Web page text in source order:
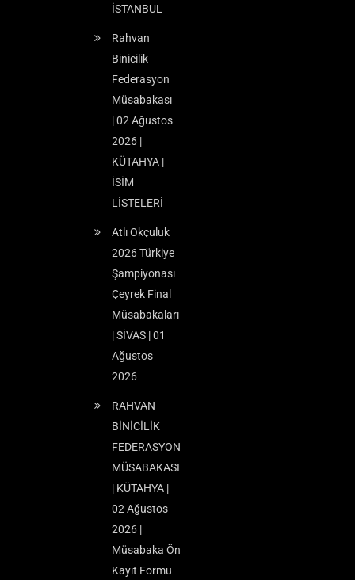
İSTANBUL
Rahvan
Binicilik
Federasyon
Müsabakası
| 02 Ağustos
2026 |
KÜTAHYA |
İSİM
LİSTELERİ
Atlı Okçuluk
2026 Türkiye
Şampiyonası
Çeyrek Final
Müsabakaları
| SİVAS | 01
Ağustos
2026
RAHVAN
BİNİCİLİK
FEDERASYON
MÜSABAKASI
| KÜTAHYA |
02 Ağustos
2026 |
Müsabaka Ön
Kayıt Formu